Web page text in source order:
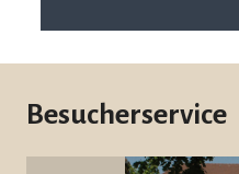
Besucherservice